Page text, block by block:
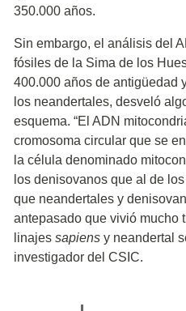
350.000 años.
Sin embargo, el análisis del
fósiles de la Sima de los
400.000 años de antigüedad
los neandertales, desveló
esquema. “El ADN
cromosoma circular que se
la célula denominado
los denisovanos que al de
que neandertales y
antepasado que vivió mucho
linajes sapiens y neandertal
investigador del CSIC.